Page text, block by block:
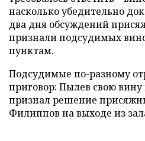
насколько убедительно
два дня обсуждений
признали подсудимых
пунктам.
Подсудимые по-разному
приговор: Пылев свою
признал решение
Филиппов на выходе из